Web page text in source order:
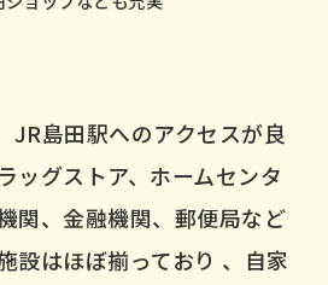
JR島田駅へのアクセスが良
ッグストア、ホームセンタ
関、金融機関、郵便局など
設はほぼ揃っており 、自家